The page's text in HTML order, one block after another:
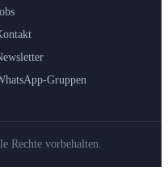
Gruppen
Rechte vorbehalten.